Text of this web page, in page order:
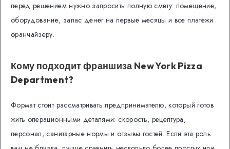
перед решением нужно запросить полную смету: помещение,
оборудование, запас денег на первые месяцы и все платежи
франчайзеру.
Кому подходит франшиза New York Pizza
Department?
Формат стоит рассматривать предпринимателю, который готов
жить операционными деталями: скорость, рецептура,
персонал, санитарные нормы и отзывы гостей. Если эта роль